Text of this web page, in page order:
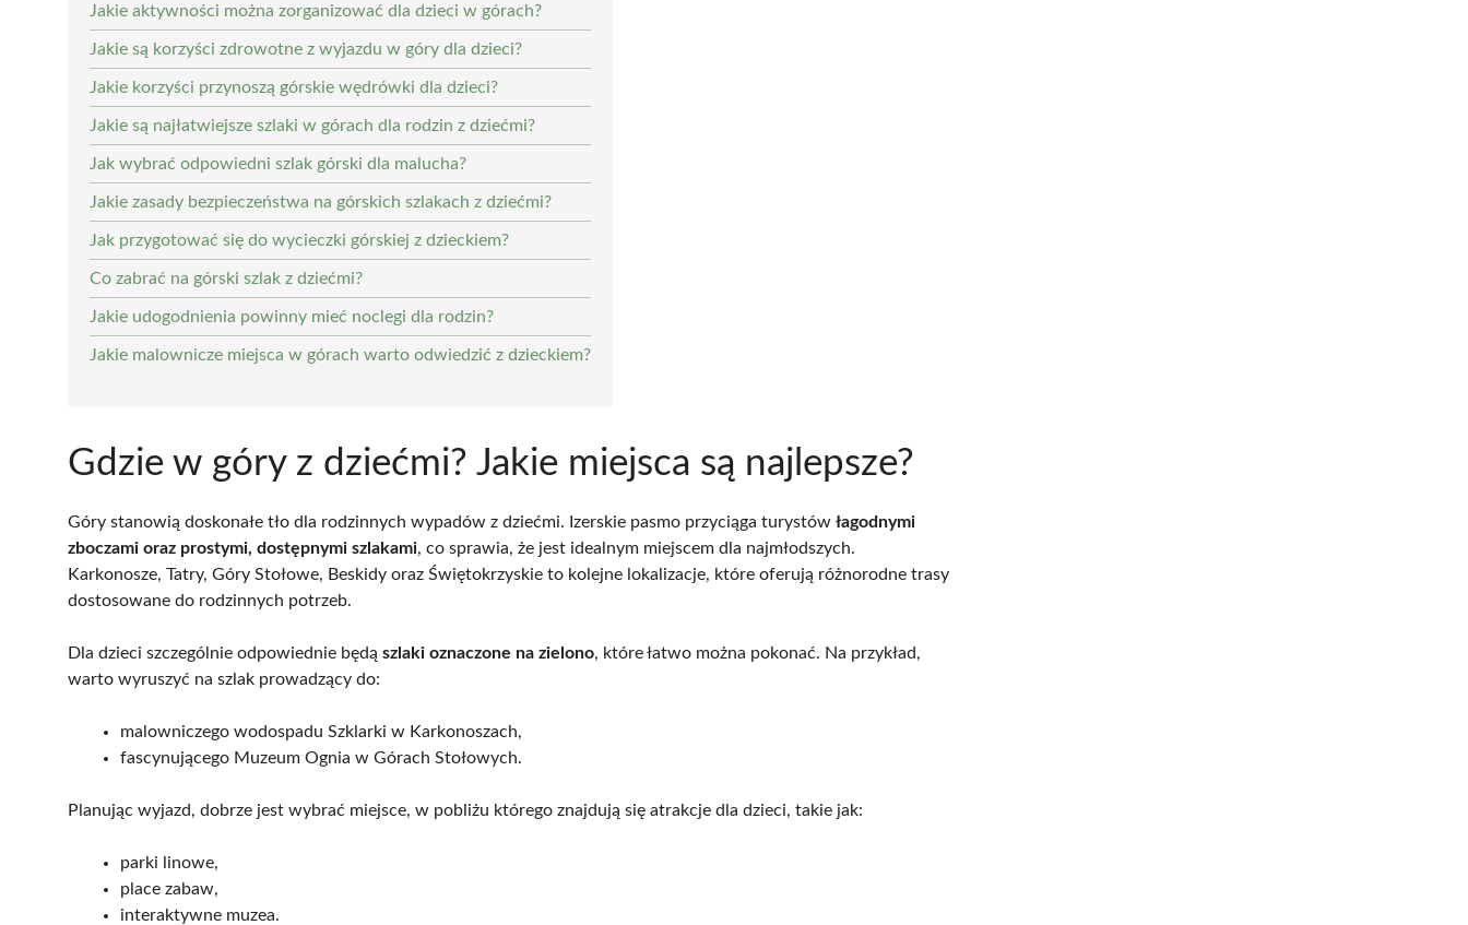
Jakie aktywności można zorganizować dla dzieci w górach?
Jakie są korzyści zdrowotne z wyjazdu w góry dla dzieci?
Jakie korzyści przynoszą górskie wędrówki dla dzieci?
Jakie są najłatwiejsze szlaki w górach dla rodzin z dziećmi?
Jak wybrać odpowiedni szlak górski dla malucha?
Jakie zasady bezpieczeństwa na górskich szlakach z dziećmi?
Jak przygotować się do wycieczki górskiej z dzieckiem?
Co zabrać na górski szlak z dziećmi?
Jakie udogodnienia powinny mieć noclegi dla rodzin?
Jakie malownicze miejsca w górach warto odwiedzić z dzieckiem?
Gdzie w góry z dziećmi? Jakie miejsca są najlepsze?
Góry stanowią doskonałe tło dla rodzinnych wypadów z dziećmi. Izerskie pasmo przyciąga turystów łagodnymi
zboczami oraz prostymi, dostępnymi szlakami, co sprawia, że jest idealnym miejscem dla najmłodszych.
Karkonosze, Tatry, Góry Stołowe, Beskidy oraz Świętokrzyskie to kolejne lokalizacje, które oferują różnorodne trasy
dostosowane do rodzinnych potrzeb.
Dla dzieci szczególnie odpowiednie będą szlaki oznaczone na zielono, które łatwo można pokonać. Na przykład,
warto wyruszyć na szlak prowadzący do:
malowniczego wodospadu Szklarki w Karkonoszach,
fascynującego Muzeum Ognia w Górach Stołowych.
Planując wyjazd, dobrze jest wybrać miejsce, w pobliżu którego znajdują się atrakcje dla dzieci, takie jak:
parki linowe,
place zabaw,
interaktywne muzea.